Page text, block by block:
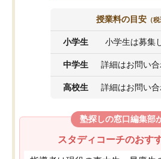
授業料の目安 （
小学生 小学生は募集
中学生 詳細はお問い
高校生 詳細はお問い
塾探しの窓口編集部
スタディコーチのおす